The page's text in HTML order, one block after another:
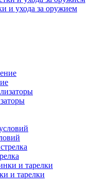
и ухода за оружием
и тарелки